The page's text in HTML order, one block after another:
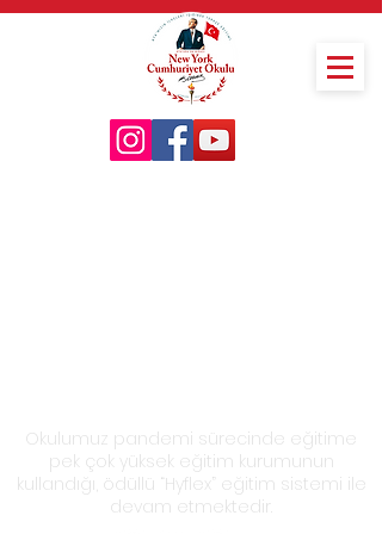
Okulumuz pandemi sürecinde eğitime
pek çok yüksek eğitim kurumunun
kullandığı, ödüllü “Hyflex” eğitim sistemi ile
devam etmektedir.